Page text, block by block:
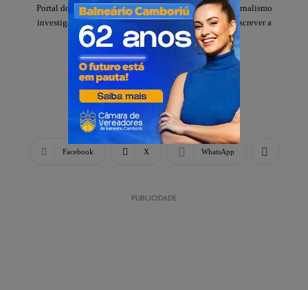
Portal do notícias Folha do Estado especializado em jornalismo
investigativo e de denúncias, há 20 anos, ajudando a escrever a
história dos catarinenses.
Facebook X WhatsApp
PUBLICIDADE